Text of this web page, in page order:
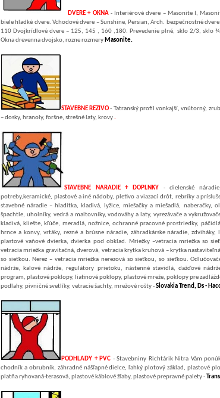
DVERE + OKNA - Interiérové dvere – Masonite I,
biele hladké dvere. Vchodové dvere – Sunshine, Persian, Arch. bezpečnostné
110 Dvojkrídlové dvere – 125, 145 , 160 ,180. Prevedenie plné, sklo 2/3, sklo
Okna drevenna dvojsko, rozne rozmeryMasonite.
STAVEBNE REZIVO- Tatranský profil vonkajší, vnútorný,
– dosky, hranoly, foršne, strešné laty, krovy.
STAVEBNE NARADIE + DOPLNKY - dielenské
potreby,keramické, plastové a iné nádoby, pletivo a viazací drôt, rebríky a
stavebné náradie – hladítka, kladivá, lyžice, miešačky a miešadlá, naberačky,
špachtle, uholníky, vedrá a maltovníky, vodováhy a laty, vyrezávače a
kladivá, kliešte, kľúče, meradlá, nožnice, ochranné pracovné prostriedky,
hrnce a konvy, vrtáky, rezné a brúsne náradie, záhradkárske náradie,
plastové vaňové dvierka, dvierka pod obklad. Mriežky –vetracia mriežka so
vetracia mriežka gravitačná, dverová, vetracia krytka kruhová – krytka
so sieťkou. Nerez – vetracia mriežka nerezová so sieťkou, so sieťkou.
nádrže, kalové nádrže, regulátory prietoku, nástenné stavidlá, dažďové
program, plastové poklopy, liatinové poklopy, plastové mreže, poklopy pre
podlahy, pivničné svetlíky, vetracie šachty, mrežové rošty -Slovakia Trend, Ds -
PODHLADY + PVC - Stavebniny Richtárik Nitra Vám
chodník a obrubník, záhradné nášľapné dielce, ľahký plotový základ, plastové
platňa ryhovaná-terasová, plastové káblové žľaby, plastové prepravné palety -